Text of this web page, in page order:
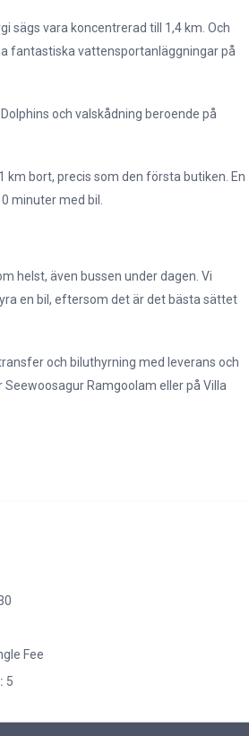
koncentrerad till 1,4 km. Och
vattensportanläggningar på
valskådning beroende på
som den första butiken. En
med bil.
bussen under dagen. Vi
det är det bästa sättet
biluthyrning med leverans och
Ramgoolam eller på Villa